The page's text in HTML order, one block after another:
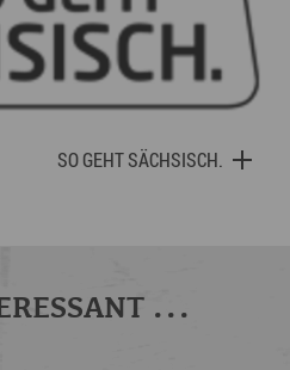
SO GEHT SÄCHSISCH.
...